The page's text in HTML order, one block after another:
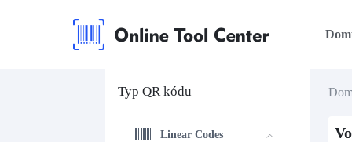
Typ QR kódu
Linear Codes